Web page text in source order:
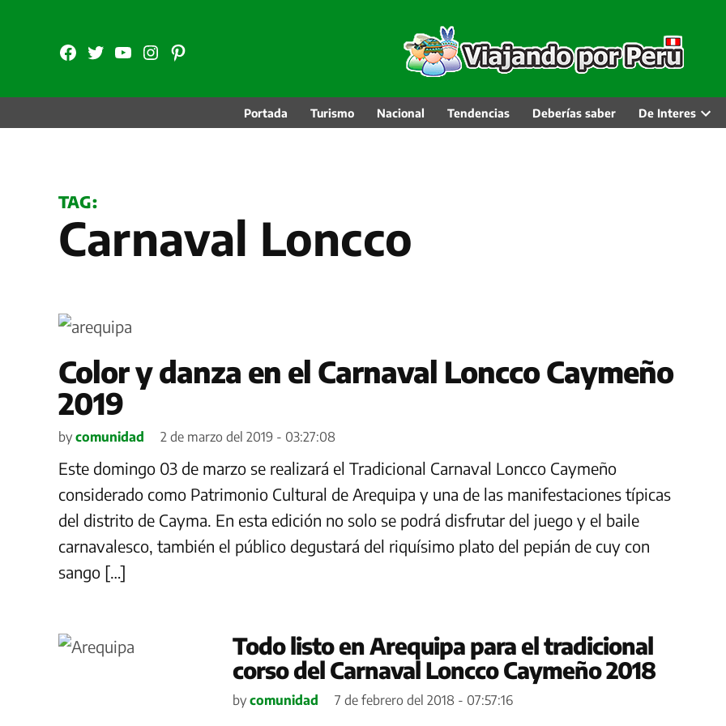
FB TW YouTubeInstagram
Pinterest
Portada Turismo Nacional Tendencias Deberías saber De Interes
TAG:
Carnaval Loncco
Color y danza en el Carnaval Loncco Caymeño
2019
by comunidad 2 de marzo del 2019 - 03:27:08
Este domingo 03 de marzo se realizará el Tradicional Carnaval Loncco Caymeño
considerado como Patrimonio Cultural de Arequipa y una de las manifestaciones típicas
del distrito de Cayma. En esta edición no solo se podrá disfrutar del juego y el baile
carnavalesco, también el público degustará del riquísimo plato del pepián de cuy con
sango […]
Todo listo en Arequipa para el tradicional
corso del Carnaval Loncco Caymeño 2018
by comunidad 7 de febrero del 2018 - 07:57:16